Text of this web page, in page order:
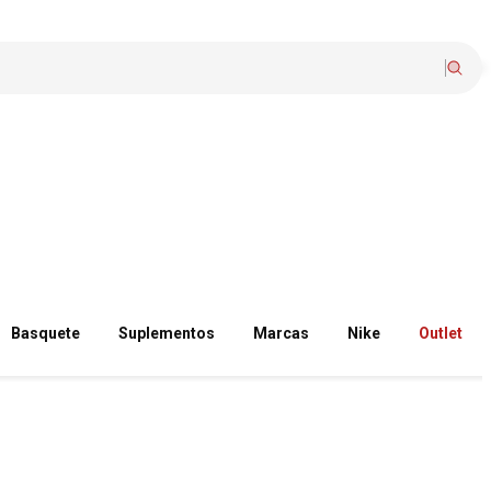
Basquete Suplementos Marcas Nike Outlet